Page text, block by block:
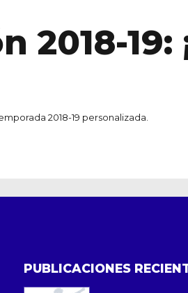
2018-19:
2018-19 personalizada.
PUBLICACIONES